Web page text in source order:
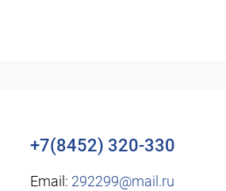
+7(8452) 320-330
Email: 292299@mail.ru